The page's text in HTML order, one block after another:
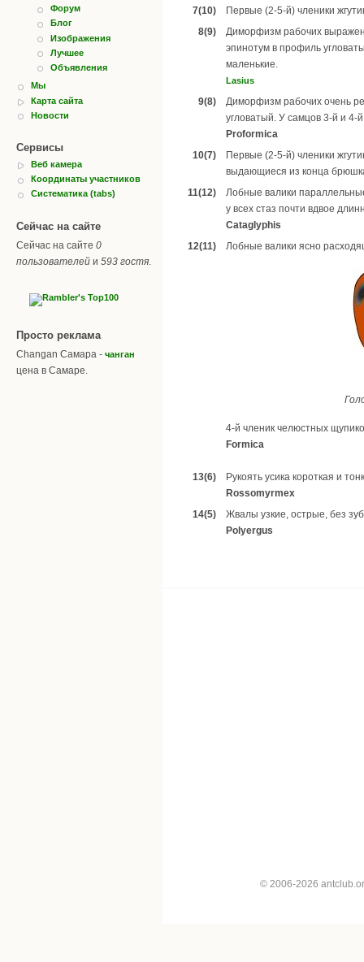
Форум
Блог
Изображения
Лучшее
Объявления
Мы
Карта сайта
Новости
Сервисы
Веб камера
Координаты участников
Систематика (tabs)
Сейчас на сайте
Сейчас на сайте 0
пользователей и 593 гостя.
Просто реклама
Changan Самара - чанган
цена в Самаре.
7(10)
Первые (2-5-й) членики
8(9)
Диморфизм рабочих
эпинотум в профиль
маленькие.
Lasius
9(8)
Диморфизм рабочих очень
угловатый. У самцов 3-й и
Proformica
10(7)
Первые (2-5-й) членики
выдающиеся из конца
11(12)
Лобные валики
у всех стаз почти вдвое
Cataglyphis
12(11)
Лобные валики ясно
4-й членик челюстных
Formica
13(6)
Рукоять усика короткая и
Rossomyrmex
14(5)
Жвалы узкие, острые, без
Polyergus
© 2006-2026